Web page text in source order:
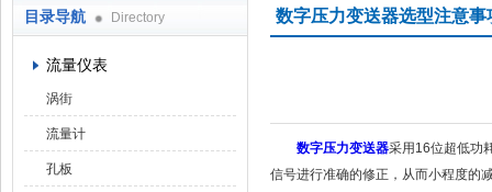
目录导航 Directory
流量仪表
涡街
流量计
孔板
数字压力变送器选型注意事
数字压力变送器采用16位超低功
信号进行准确的修正，从而小程度的